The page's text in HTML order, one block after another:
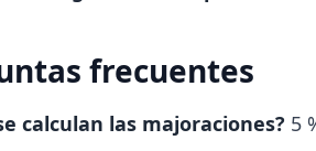
frecuentes
calculan las majoraciones? 5